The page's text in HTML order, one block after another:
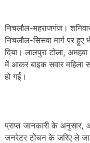
निचलौल-महराजगंज।
निचलौल-सिसवा मार्ग पर
दिया। लालपुरा टोला,
में आकर बाइक सवार महिला
हो गई।
प्राप्त जानकारी के अनुसार,
जनरेटर टोचन के जरिए ले